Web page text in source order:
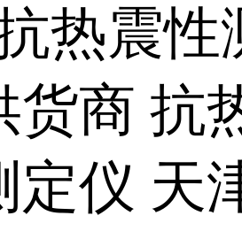
热震性
货商 抗
定仪 天